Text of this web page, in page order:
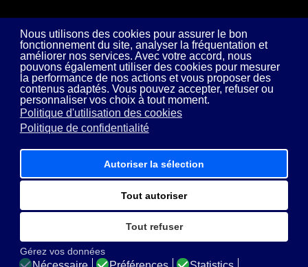
Nous utilisons des cookies pour assurer le bon
fonctionnement du site, analyser la fréquentation et
améliorer nos services. Avec votre accord, nous
pouvons également utiliser des cookies pour mesurer
la performance de nos actions et vous proposer des
contenus adaptés. Vous pouvez accepter, refuser ou
personnaliser vos choix à tout moment.
Politique d'utilisation des cookies
Politique de confidentialité
Autoriser la sélection
Tout autoriser
Tout refuser
Gérez vos données